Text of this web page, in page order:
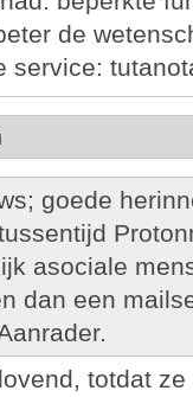
de
service:
goede
asociale
dan een
totdat